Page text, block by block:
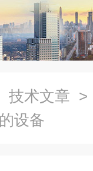
技术文章 >
设备